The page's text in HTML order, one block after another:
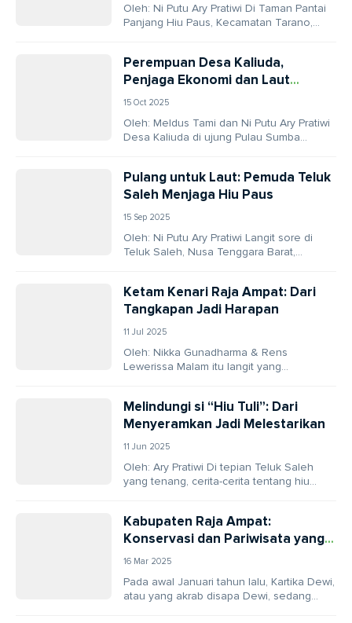
Oleh: Ni Putu Ary Pratiwi Di Taman Pantai
Panjang Hiu Paus, Kecamatan Tarano,
Perempuan Desa Kaliuda,
Penjaga Ekonomi dan Laut
Sumba
15 Oct 2025
Oleh: Meldus Tami dan Ni Putu Ary Pratiwi
Desa Kaliuda di ujung Pulau Sumba
Pulang untuk Laut: Pemuda Teluk
Saleh Menjaga Hiu Paus
15 Sep 2025
Oleh: Ni Putu Ary Pratiwi Langit sore di
Teluk Saleh, Nusa Tenggara Barat,
Ketam Kenari Raja Ampat: Dari
Tangkapan Jadi Harapan
11 Jul 2025
Oleh: Nikka Gunadharma & Rens
Lewerissa Malam itu langit yang
menyembunyikan...
Melindungi si “Hiu Tuli”: Dari
Menyeramkan Jadi Melestarikan
11 Jun 2025
Oleh: Ary Pratiwi Di tepian Teluk Saleh
yang tenang, cerita-cerita tentang hiu
Kabupaten Raja Ampat:
Konservasi dan Pariwisata yang
Menguntungkan
16 Mar 2025
Pada awal Januari tahun lalu, Kartika Dewi,
atau yang akrab disapa Dewi, sedang